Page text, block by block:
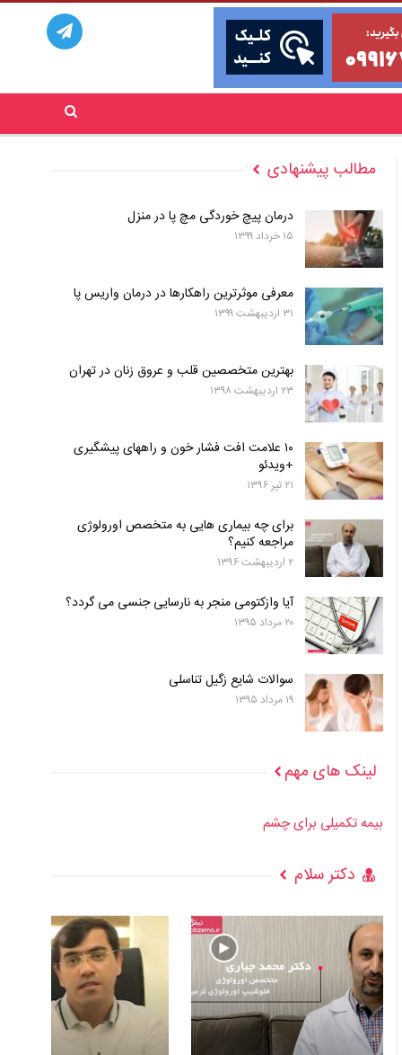
مطالب پیشنهادی
درمان پیچ خوردگی مچ پا در منزل
۱۵ خرداد ۱۳۹۹
معرفی موثرترین راهکارها در درمان واریس پا
۳۱ اردیبهشت ۱۳۹۹
بهترین متخصصین قلب و عروق زنان در تهران
۲۳ اردیبهشت ۱۳۹۸
۱۰ علامت افت فشار خون و راههای پیشگیری
+ویدئو
۲۱ تیر ۱۳۹۶
برای چه بیماری هایی به متخصص اورولوژی
مراجعه کنیم؟
۲ اردیبهشت ۱۳۹۶
آیا وازکتومی منجر به نارسایی جنسی می گردد؟
۲۰ مرداد ۱۳۹۵
سوالات شایع زگیل تناسلی
۱۹ مرداد ۱۳۹۵
لینک های مهم
بیمه تکمیلی برای چشم
دکتر سلام